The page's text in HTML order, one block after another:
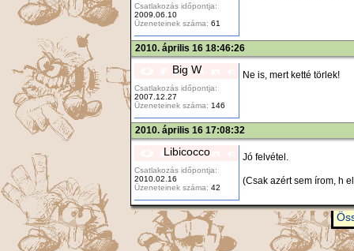
Csatlakozás időpontja:
2009.06.10
Üzeneteinek száma: 61
2010. április 16 18:46:26
Big W
Csatlakozás időpontja:
2007.12.27
Üzeneteinek száma: 146
Ne is, mert ketté törlek!
2010. április 16 17:08:32
Libicocco
Csatlakozás időpontja:
2010.02.16
Üzeneteinek száma: 42
Jó felvétel.
(Csak azért sem írom, h